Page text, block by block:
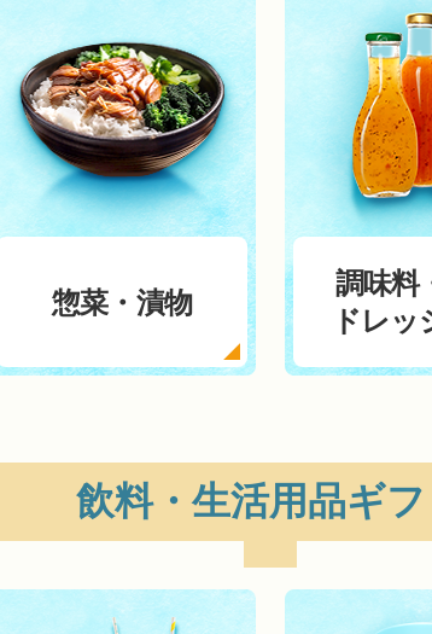
惣菜・漬物
調味料
ドレ
飲料・生活用品ギフ